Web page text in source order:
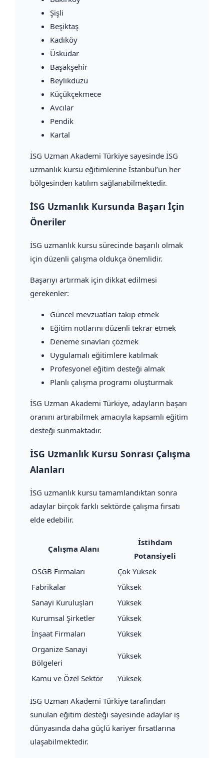
Şişli
Beşiktaş
Kadıköy
Üsküdar
Başakşehir
Beylikdüzü
Küçükçekmece
Avcılar
Pendik
Kartal
İSG Uzman Akademi Türkiye sayesinde İSG
uzmanlık kursu eğitimlerine İstanbul’un her
bölgesinden katılım sağlanabilmektedir.
İSG Uzmanlık Kursunda Başarı İçin
Öneriler
İSG uzmanlık kursu sürecinde başarılı olmak
için düzenli çalışma oldukça önemlidir.
Başarıyı artırmak için dikkat edilmesi
gerekenler:
Güncel mevzuatları takip etmek
Eğitim notlarını düzenli tekrar etmek
Deneme sınavları çözmek
Uygulamalı eğitimlere katılmak
Profesyonel eğitim desteği almak
Planlı çalışma programı oluşturmak
İSG Uzman Akademi Türkiye, adayların başarı
oranını artırabilmek amacıyla kapsamlı eğitim
desteği sunmaktadır.
İSG Uzmanlık Kursu Sonrası Çalışma
Alanları
İSG uzmanlık kursu tamamlandıktan sonra
adaylar birçok farklı sektörde çalışma fırsatı
elde edebilir.
Çalışma Alanı
İstihdam
Potansiyeli
OSGB Firmaları
Çok Yüksek
Fabrikalar
Yüksek
Sanayi Kuruluşları
Yüksek
Kurumsal Şirketler
Yüksek
İnşaat Firmaları
Yüksek
Organize Sanayi
Bölgeleri
Yüksek
Kamu ve Özel Sektör Yüksek
İSG Uzman Akademi Türkiye tarafından
sunulan eğitim desteği sayesinde adaylar iş
dünyasında daha güçlü kariyer fırsatlarına
ulaşabilmektedir.